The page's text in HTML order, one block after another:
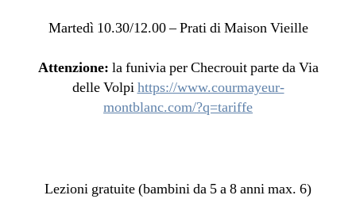
Martedì 10.30/12.00 – Prati di Maison Vieille
Attenzione: la funivia per Checrouit parte da Via
delle Volpihttps://www.courmayeur-
montblanc.com/?q=tariffe
Lezioni gratuite (bambini da 5 a 8 anni max. 6)